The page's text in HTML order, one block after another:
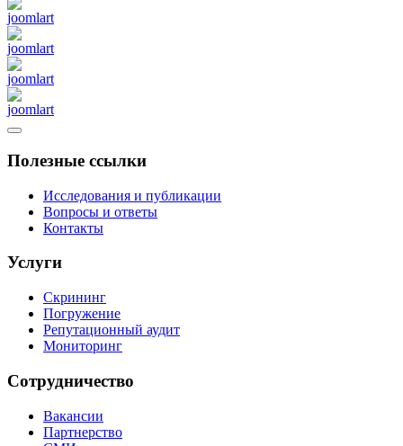
Полезные ссылки
Исследования и публикации
Вопросы и ответы
Контакты
Услуги
Скрининг
Погружение
Репутационный аудит
Мониторинг
Сотрудничество
Вакансии
Партнерство